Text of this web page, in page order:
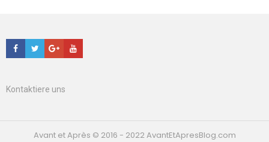
Facebook
TwitterGoogle+Youtube
Kontaktiere uns
Avant et Après © 2016 - 2022 AvantEtApresBlog.com